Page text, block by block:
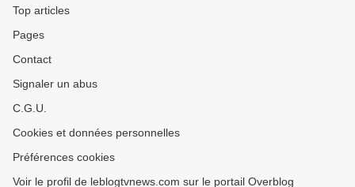
Top articles
Pages
Contact
Signaler un abus
C.G.U.
Cookies et données personnelles
Préférences cookies
Voir le profil de leblogtvnews.com sur le portail Overblog